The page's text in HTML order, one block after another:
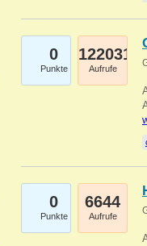
0
Punkte
122031
Aufrufe
0
Punkte
6644
Aufrufe